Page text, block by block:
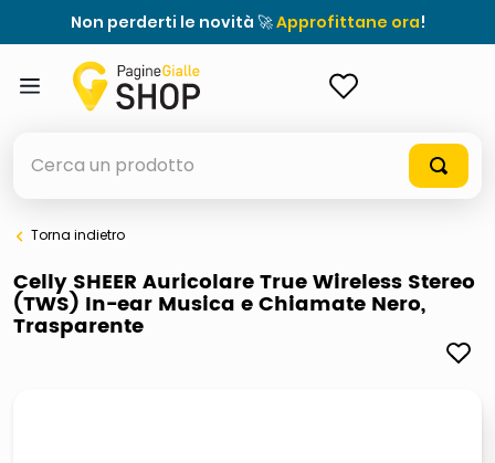
Non perderti le novità 🚀Approfittane ora!
elenchi telefonici
orologio parete
Torna indietro
Celly SHEER Auricolare True Wireless Stereo
(TWS) In-ear Musica e Chiamate Nero,
Trasparente